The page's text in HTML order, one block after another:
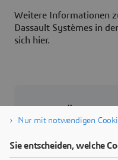
Weitere Informationen
Dassault Systèmes in
sich hier.
menschlichen
Nur mit notwendigen
Sie entscheiden, welche